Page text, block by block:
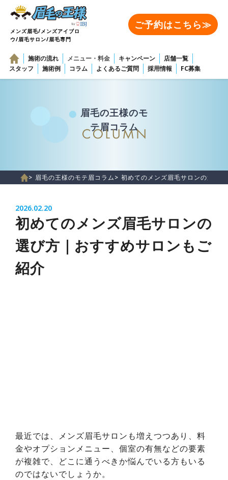
メンズ眉毛/メンズアイブロ
ウ/眉毛サロン/眉毛専門
ご予約はこちら≫
施術の流れ メニュー・料金 キャンペーン
店舗一覧
スタッフ
施術例 コラム よくあるご質問 採用情報 FC募集
眉毛の王様のモ
テ眉コラム
> 眉毛の王様のモテ眉コラム> 初めてのメンズ眉毛サロンの選び
2026.02.20
初めてのメンズ眉毛サロンの
選び方｜おすすめサロンもご
紹介
最近では、メンズ眉毛サロンも増えつつあり、料
金やオプションメニュー、個室の有無などの要素
が複雑で、どこに通うべきか悩んでいる方もいる
のではないでしょうか。